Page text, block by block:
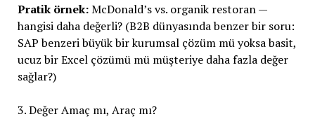
Pratik örnek:McDonald’s vs. organik restoran —
hangisi daha değerli? (B2B dünyasında benzer bir soru:
SAP benzeri büyük bir kurumsal çözüm mü yoksa basit,
ucuz bir Excel çözümü mü müşteriye daha fazla değer
sağlar?)
3. Değer Amaç mı, Araç mı?